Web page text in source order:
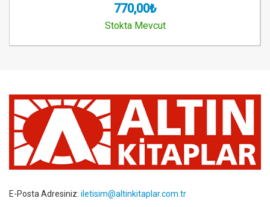
770,00₺
Stokta Mevcut
E-Posta Adresiniz: iletisim@altinkitaplar.com.tr